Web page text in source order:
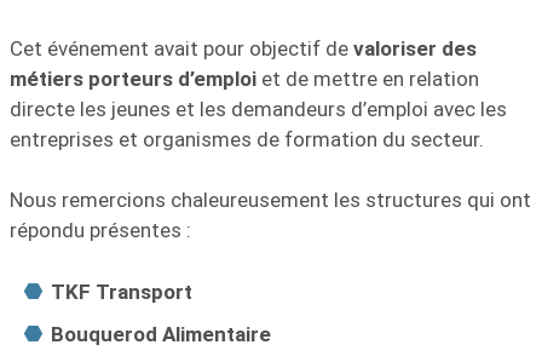
Cet événement avait pour objectif de valoriser des
métiers porteurs d’emploi et de mettre en relation
directe les jeunes et les demandeurs d’emploi avec les
entreprises et organismes de formation du secteur.
Nous remercions chaleureusement les structures qui ont
répondu présentes :
TKF Transport
Bouquerod Alimentaire